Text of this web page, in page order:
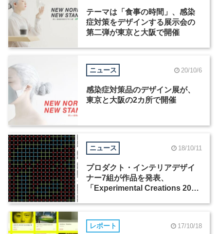
テーマは「食事の時間」、感染
症対策をデザインする展示会の
第二弾が東京と大阪で開催
ニュース 20/10/6
感染症対策品のデザイン展が、
東京と大阪の2カ所で開催
ニュース 18/10/11
プロダクト・インテリアデザイ
ナー7組が作品を発表、
「Experimental Creations 2018
レポート 17/10/18